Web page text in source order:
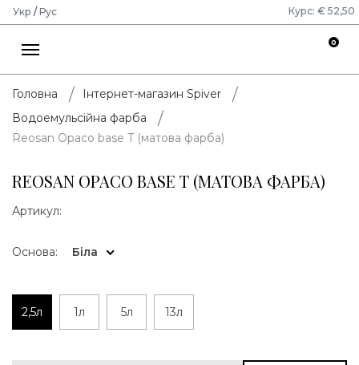
Укр / Рус Курс: € 52,50
0
Головна
Інтернет-магазин Spiver
Водоемульсійна фарба
Reosan Opaco base T (матова фарба)
REOSAN OPACO BASE T (МАТОВА ФАРБА)
Артикул:
Основа: Біла
2,5л 1л 5л 13л